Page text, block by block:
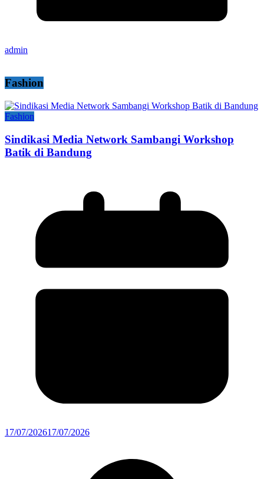
admin
Fashion
Fashion
Sindikasi Media Network Sambangi Workshop
Batik di Bandung
17/07/202617/07/2026